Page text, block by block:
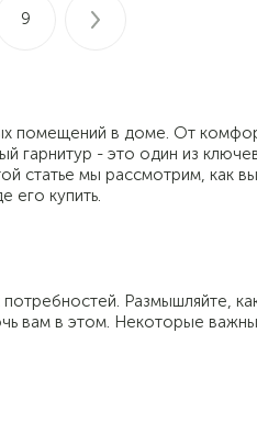
9
помещений в доме. От
гарнитур - это один из
статье мы рассмотрим, как
его купить.
Размышляйте,
вам в этом. Некоторые